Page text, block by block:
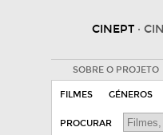
CINEPT ·
SOBRE O PROJETO
FILMES GÉNEROS
PROCURAR